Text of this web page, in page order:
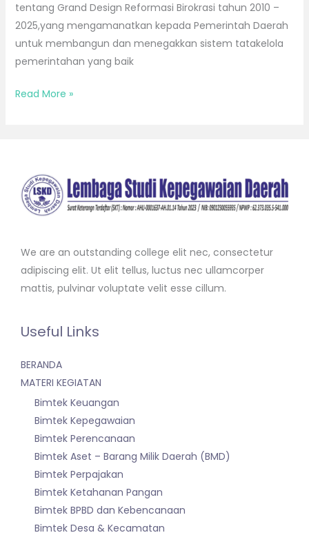
tentang Grand Design Reformasi Birokrasi tahun 2010 –
2025,yang mengamanatkan kepada Pemerintah Daerah
untuk membangun dan menegakkan sistem tatakelola
pemerintahan yang baik
Read More »
We are an outstanding college elit nec, consectetur
adipiscing elit. Ut elit tellus, luctus nec ullamcorper
mattis, pulvinar voluptate velit esse cillum.
Useful Links
BERANDA
MATERI KEGIATAN
Bimtek Keuangan
Bimtek Kepegawaian
Bimtek Perencanaan
Bimtek Aset – Barang Milik Daerah (BMD)
Bimtek Perpajakan
Bimtek Ketahanan Pangan
Bimtek BPBD dan Kebencanaan
Bimtek Desa & Kecamatan